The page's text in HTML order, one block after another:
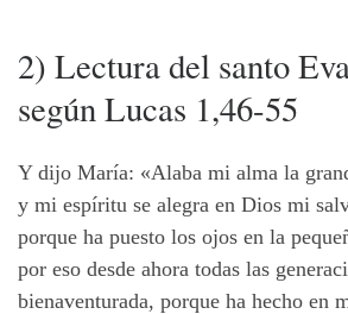
2) Lectura del santo
según Lucas 1,46-55
Y dijo María: «Alaba mi alma la
y mi espíritu se alegra en Dios mi
porque ha puesto los ojos en la
por eso desde ahora todas las
bienaventurada, porque ha hecho en